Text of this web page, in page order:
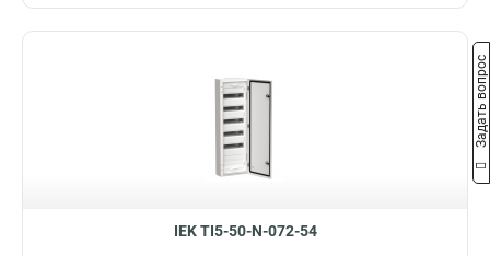
IEK TI5-50-N-072-54
Задать вопрос